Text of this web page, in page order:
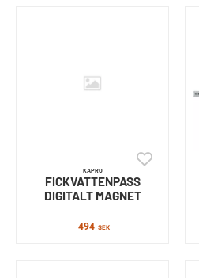
KAPRO
FICKVATTENPASS
DIGITALT MAGNET
494 SEK